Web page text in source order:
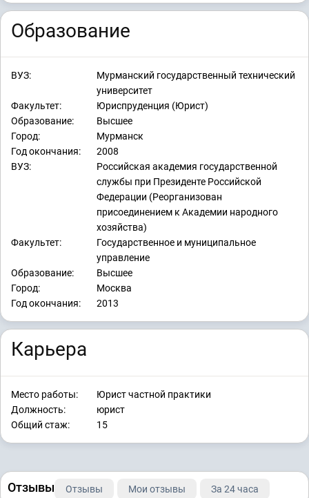
Образование
ВУЗ:
Мурманский государственный технический
университет
Факультет:
Юриспруденция (Юрист)
Образование:
Высшее
Город:
Мурманск
Год окончания:
2008
ВУЗ:
Российская академия государственной
службы при Президенте Российской
Федерации (Реорганизован
присоединением к Академии народного
хозяйства)
Факультет:
Государственное и муниципальное
управление
Образование:
Высшее
Город:
Москва
Год окончания:
2013
Карьера
Место работы:
Юрист частной практики
Должность:
юрист
Общий стаж:
15
Отзывы Отзывы Мои отзывы За 24 часа